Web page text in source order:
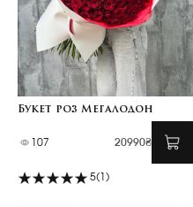
Букет роз Мегалодон
107 20990₴
5(1)